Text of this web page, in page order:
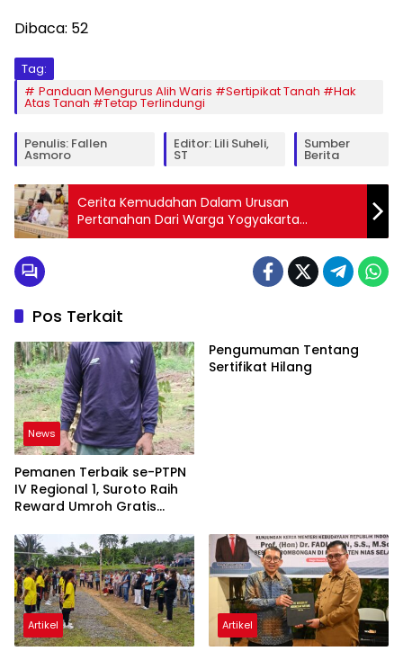
Dibaca: 52
Tag:
Panduan Mengurus Alih Waris #Sertipikat Tanah #Hak
Atas Tanah #Tetap Terlindungi
Penulis: Fallen
Asmoro
Editor: Lili Suheli,
ST
Sumber
Berita
Cerita Kemudahan Dalam Urusan
Pertanahan Dari Warga Yogyakarta
Pengguna Setia Aplikasi Sentuh Tanahku
Pos Terkait
News
Pemanen Terbaik se-PTPN
IV Regional 1, Suroto Raih
Reward Umroh Gratis
Pengumuman Tentang
Sertifikat Hilang
Artikel Artikel